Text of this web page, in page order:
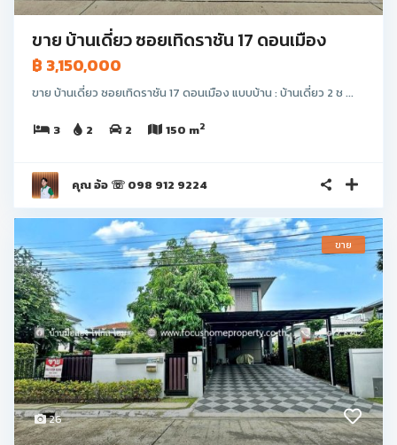
ขาย บ้านเดี่ยว ซอยเทิดราชัน 17 ดอนเมือง
฿ 3,150,000
ขาย บ้านเดี่ยว ซอยเทิดราชัน 17 ดอนเมือง แบบบ้าน : บ้านเดี่ยว 2 ช ...
3 2 2 150 m2
คุณ อ้อ ☏ 098 912 9224
26
ขาย